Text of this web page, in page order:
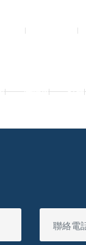
設計院 規劃設計
購物車 結帳